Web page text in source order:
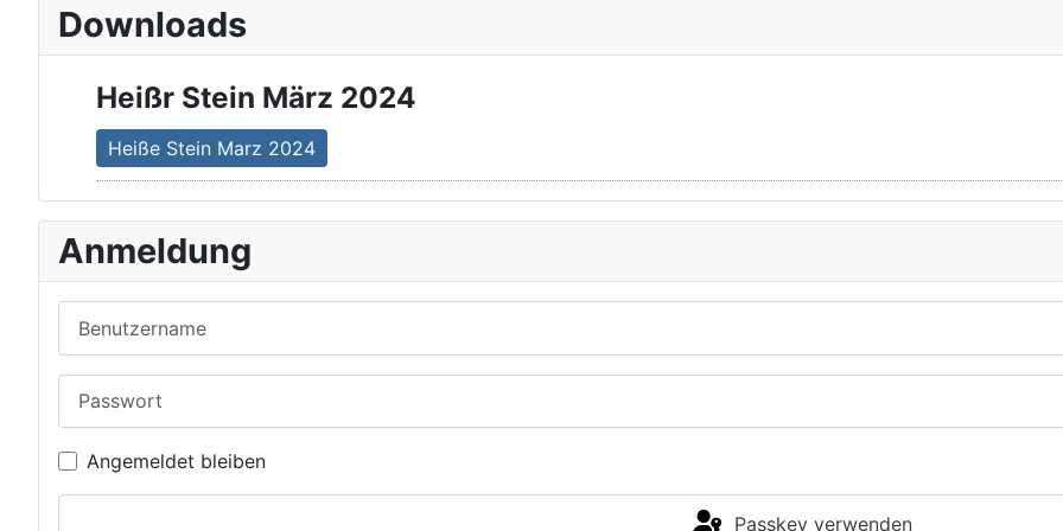
Downloads
Heißr Stein März 2024
Heiße Stein Marz 2024
Anmeldung
Angemeldet bleiben
Passkey verwenden